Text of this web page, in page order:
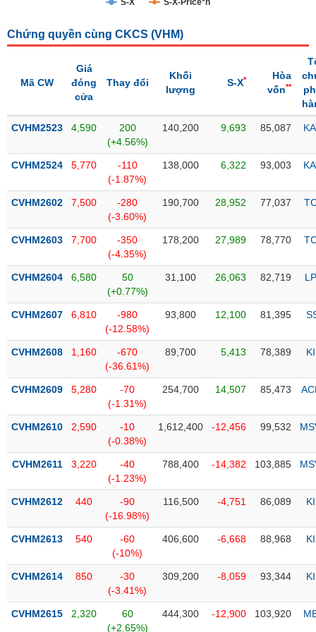
thái
thị
Niêm
Niêm
mới
yết
bổ
Hủy
yết
dõi
biệt
được
ký
Danh
ETF
phiếu
tiết
S-X S-X-Price*n
Chứng quyền cùng CKCS (VHM)
Mã CW
Giá
đóng
cửa
Thay đổi
Khối
lượng
S-X*
Hòa
vốn**
CVHM2523 4,590
200
(+4.56%)
140,200 9,693 85,087
CVHM2524 5,770
-110
(-1.87%)
138,000 6,322 93,003
CVHM2602 7,500
-280
(-3.60%)
190,700 28,952 77,037
CVHM2603 7,700
-350
(-4.35%)
178,200 27,989 78,770
CVHM2604 6,580
50
(+0.77%)
31,100 26,063 82,719
CVHM2607 6,810
-980
(-12.58%)
93,800 12,100 81,395
CVHM2608 1,160
-670
(-36.61%)
89,700 5,413 78,389
CVHM2609 5,280
-70
(-1.31%)
254,700 14,507 85,473
CVHM2610 2,590
-10
(-0.38%)
1,612,400 -12,456 99,532
CVHM2611 3,220
-40
(-1.23%)
788,400 -14,382 103,885
CVHM2612 440
-90
(-16.98%)
116,500 -4,751 86,089
CVHM2613 540
-60
(-10%)
406,600 -6,668 88,968
CVHM2614 850
-30
(-3.41%)
309,200 -8,059 93,344
CVHM2615 2,320
60
(+2.65%)
444,300 -12,900 103,920
NGÀNH
NGHIỆP
PHIẾU
PHÁI
TRÁI
PHIẾU
CÔNG
CỤ
TƯ
DỮ
LIỆU
MỚI
Ngành
(-)